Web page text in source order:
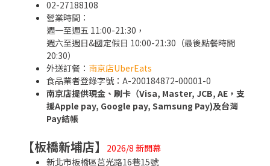
02-27188108
營業時間：
週一至週五 11:00-21:30，
週六至週日&國定假日 10:00-21:30（最後點餐時間
20:30）
外送訂餐： 南京店UberEats
食品業者登錄字號：A-200184872-00001-0
南京店提供現金、刷卡（Visa, Master, JCB, AE ，支
援Apple pay, Google pay, Samsung Pay)及台灣
Pay結帳
【板橋新埔店】
2026/8 新開幕
新北市板橋區莒光路16巷15號